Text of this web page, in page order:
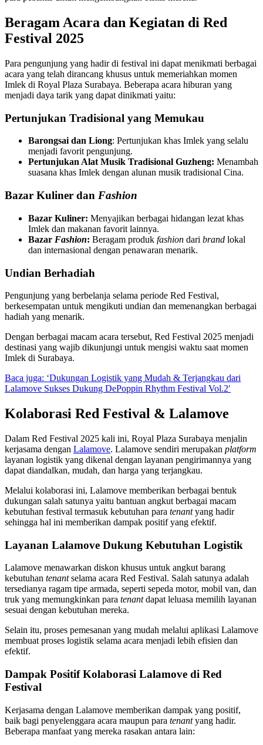
Beragam Acara dan Kegiatan di Red
Festival 2025
Para pengunjung yang hadir di festival ini dapat menikmati berbagai
acara yang telah dirancang khusus untuk memeriahkan momen
Imlek di Royal Plaza Surabaya. Beberapa acara hiburan yang
menjadi daya tarik yang dapat dinikmati yaitu:
Pertunjukan Tradisional yang Memukau
Barongsai dan Liong: Pertunjukan khas Imlek yang selalu
menjadi favorit pengunjung.
Pertunjukan Alat Musik Tradisional Guzheng: Menambah
suasana khas Imlek dengan alunan musik tradisional Cina.
Bazar Kuliner dan Fashion
Bazar Kuliner: Menyajikan berbagai hidangan lezat khas
Imlek dan makanan favorit lainnya.
Bazar Fashion: Beragam produk fashion dari brand lokal
dan internasional dengan penawaran menarik.
Undian Berhadiah
Pengunjung yang berbelanja selama periode Red Festival,
berkesempatan untuk mengikuti undian dan memenangkan berbagai
hadiah yang menarik.
Dengan berbagai macam acara tersebut, Red Festival 2025 menjadi
destinasi yang wajib dikunjungi untuk mengisi waktu saat momen
Imlek di Surabaya.
Baca juga: ‘Dukungan Logistik yang Mudah & Terjangkau dari
Lalamove Sukses Dukung DePoppin Rhythm Festival Vol.2′
Kolaborasi Red Festival & Lalamove
Dalam Red Festival 2025 kali ini, Royal Plaza Surabaya menjalin
kerjasama dengan Lalamove. Lalamove sendiri merupakan platform
layanan logistik yang dikenal dengan layanan pengirimannya yang
dapat diandalkan, mudah, dan harga yang terjangkau.
Melalui kolaborasi ini, Lalamove memberikan berbagai bentuk
dukungan salah satunya yaitu bantuan angkut berbagai macam
kebutuhan festival termasuk kebutuhan para tenantyang hadir
sehingga hal ini memberikan dampak positif yang efektif.
Layanan Lalamove Dukung Kebutuhan Logistik
Lalamove menawarkan diskon khusus untuk angkut barang
kebutuhan tenantselama acara Red Festival. Salah satunya adalah
tersedianya ragam tipe armada, seperti sepeda motor, mobil van, dan
truk yang memungkinkan para tenantdapat leluasa memilih layanan
sesuai dengan kebutuhan mereka.
Selain itu, proses pemesanan yang mudah melalui aplikasi Lalamove
membuat proses logistik selama acara menjadi lebih efisien dan
efektif.
Dampak Positif Kolaborasi Lalamove di Red
Festival
Kerjasama dengan Lalamove memberikan dampak yang positif,
baik bagi penyelenggara acara maupun para tenantyang hadir.
Beberapa manfaat yang mereka rasakan antara lain: